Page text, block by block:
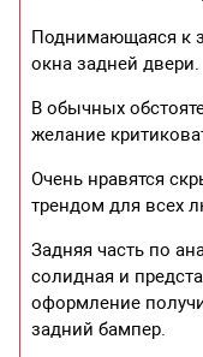
Поднимающаяся к
окна задней двери.
В обычных
желание
Очень нравятся
трендом для всех
Задняя часть по
солидная и
оформление
задний бампер.